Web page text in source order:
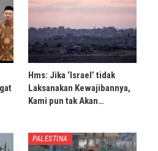
Hms: Jika ‘Israel’ tidak
Laksanakan Kewajibannya,
Kami pun tak Akan…
PALESTINA